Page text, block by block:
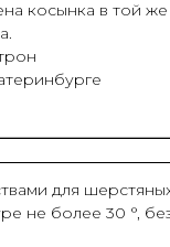
косынка в той
для
не более 30 °,